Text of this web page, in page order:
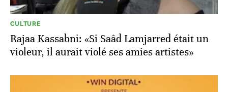
CULTURE
Rajaa Kassabni: «Si Saâd Lamjarred était un
violeur, il aurait violé ses amies artistes»